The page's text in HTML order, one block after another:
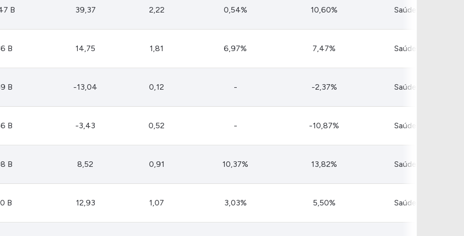
XINA11
Coca-Cola
Cardano
Ver todos
As Ações Mais Buscadas
Guia do Iniciante
B 39,37 2,22 0,54% 10,60% Saúde
B 14,75 1,81 6,97% 7,47% Saúde
B -13,04 0,12 - -2,37% Saúde
B -3,43 0,52 - -10,87% Saúde
B 8,52 0,91 10,37% 13,82% Saúde
B 12,93 1,07 3,03% 5,50% Saúde